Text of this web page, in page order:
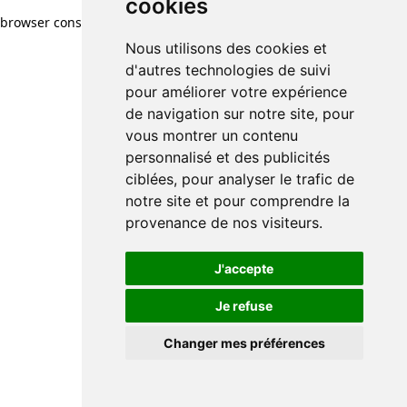
cookies
Nous utilisons des cookies et
d'autres technologies de suivi
pour améliorer votre expérience
de navigation sur notre site, pour
vous montrer un contenu
personnalisé et des publicités
ciblées, pour analyser le trafic de
notre site et pour comprendre la
provenance de nos visiteurs.
J'accepte
Je refuse
Changer mes préférences
browser console for more information)